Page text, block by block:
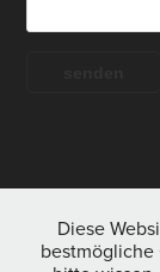
Diese
bestmögliche